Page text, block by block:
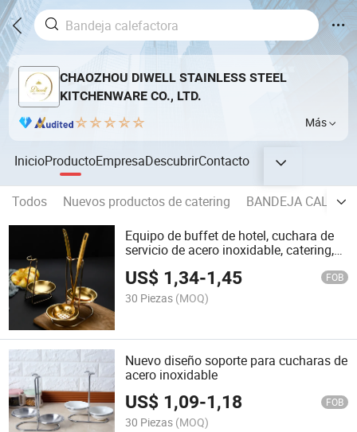
CHAOZHOU DIWELL STAINLESS STEEL
KITCHENWARE CO., LTD.
Más
InicioProductoEmpresaDescubrirContacto
Todos Nuevos productos de catering
BANDEJA
Equipo de buffet de hotel, cuchara de
servicio de acero inoxidable, catering,
US$ 1,34-1,45 FOB
30 Piezas (MOQ)
Nuevo diseño soporte para cucharas de
acero inoxidable
US$ 1,09-1,18 FOB
30 Piezas (MOQ)